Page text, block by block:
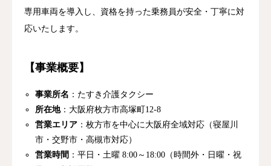
専用車両を導入し、資格を持った乗務員が安全・丁寧に対
応いたします。
【事業概要】
事業所名 ：たすき介護タクシー
所在地：大阪府枚方市高塚町12-8
営業エリア ：枚方市を中心に大阪府全域対応（寝屋川
市・交野市・高槻市対応）
営業時間 ：平日・土曜 8:00～18:00（時間外・日曜・祝